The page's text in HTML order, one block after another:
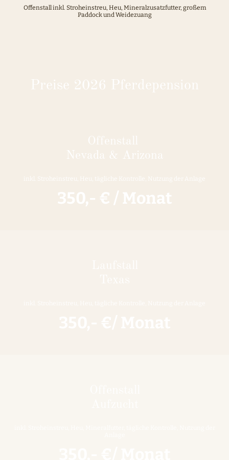
Offenstall inkl. Stroheinstreu, Heu, Mineralzusatzfutter, großem
Paddock und Weidezuang
Preise 2026 Pferdepension
Offenstall
Nevada & Arizona
inkl. Stroheinstreu, Heu, tägliche Kontrolle, Nutzung der Anlage
350,- € / Monat